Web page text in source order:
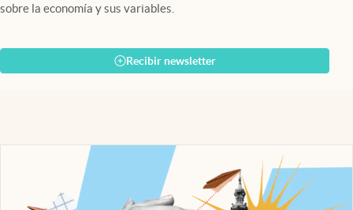
sobre la economía y sus variables.
Recibir newsletter